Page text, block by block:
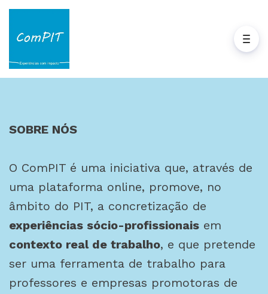
SOBRE NÓS
O ComPIT é uma iniciativa que, através de
uma plataforma online, promove, no
âmbito do PIT, a concretização de
experiências sócio-profissionais em
contexto real de trabalho, e que pretende
ser uma ferramenta de trabalho para
professores e empresas promotoras de